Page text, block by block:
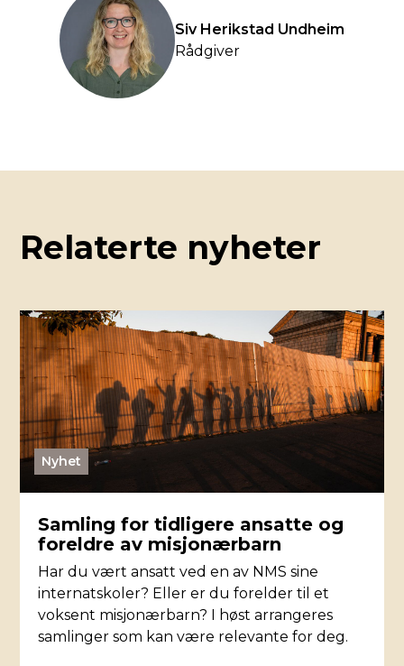
Siv Herikstad Undheim
Rådgiver
Relaterte nyheter
Nyhet
Samling for tidligere ansatte og
foreldre av misjonærbarn
Har du vært ansatt ved en av NMS sine
internatskoler? Eller er du forelder til et
voksent misjonærbarn? I høst arrangeres
samlinger som kan være relevante for deg.